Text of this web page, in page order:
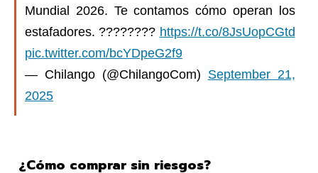
Mundial 2026. Te contamos cómo operan los
estafadores. ???????? https://t.co/8JsUopCGtd
pic.twitter.com/bcYDpeG2f9
— Chilango (@ChilangoCom) September 21,
2025
¿Cómo comprar sin riesgos?